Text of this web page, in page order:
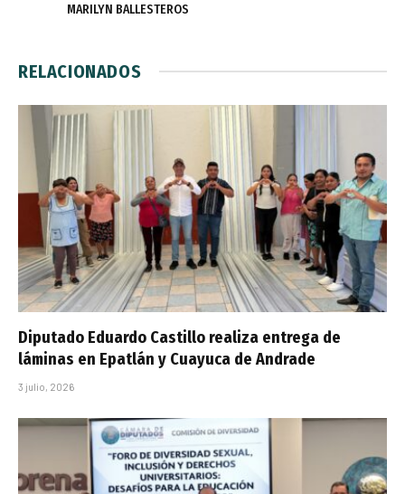
MARILYN BALLESTEROS
RELACIONADOS
Diputado Eduardo Castillo realiza entrega de
láminas en Epatlán y Cuayuca de Andrade
3 julio, 2026